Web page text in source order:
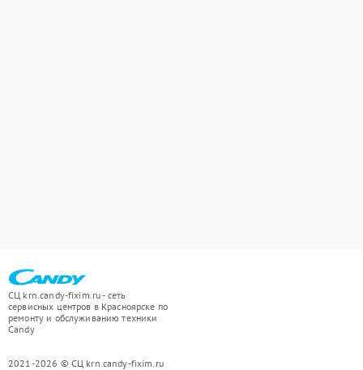
СЦ krn.candy-fixim.ru - сеть
сервисных центров в Красноярске по
ремонту и обслуживанию техники
Candy
2021-2026 © СЦ krn.candy-fixim.ru